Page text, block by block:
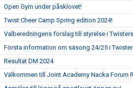
Open Gym under påsklovet!
Twist Cheer Camp Spring edition 2024!
Valberedningens förslag till styrelse i
Första information om säsong 24/25 i
Resultat DM 2024
Välkommen till Joint Academy Nacka Forum